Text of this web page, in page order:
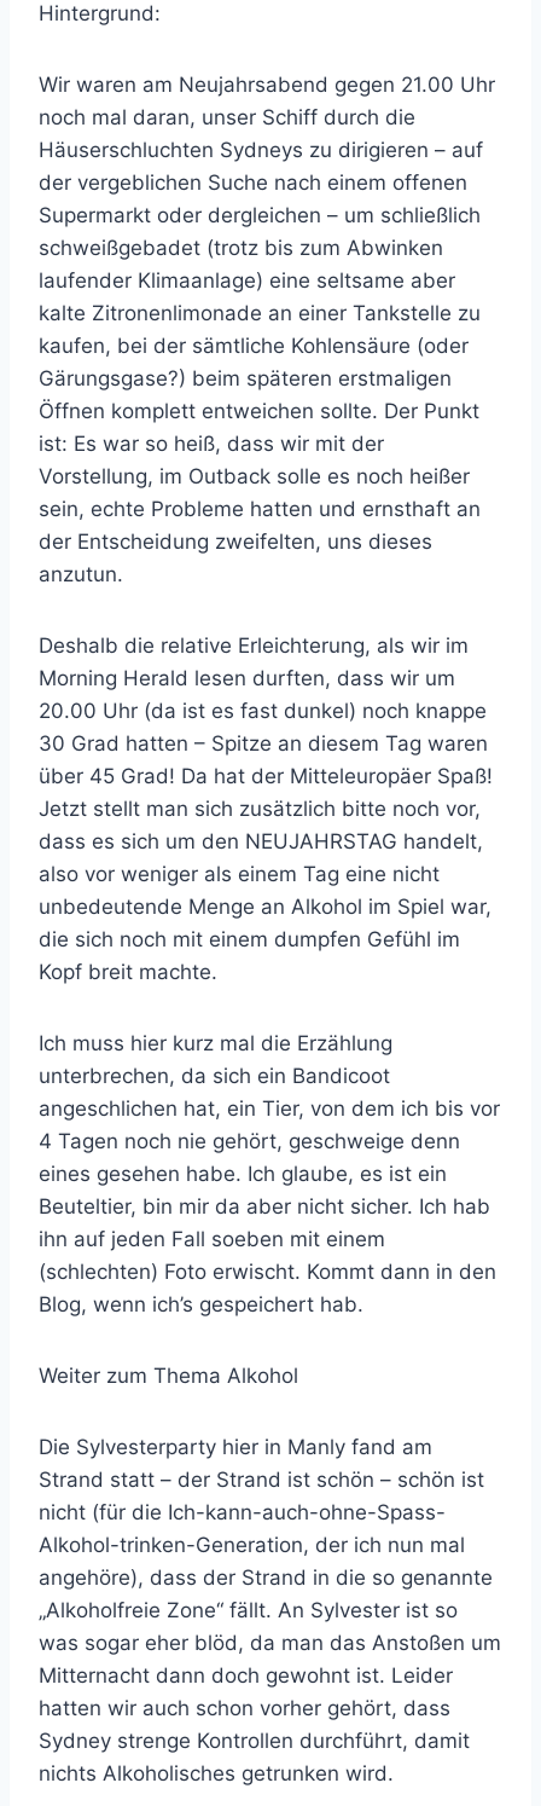
Hintergrund:
Wir waren am Neujahrsabend gegen 21.00 Uhr
noch mal daran, unser Schiff durch die
Häuserschluchten Sydneys zu dirigieren – auf
der vergeblichen Suche nach einem offenen
Supermarkt oder dergleichen – um schließlich
schweißgebadet (trotz bis zum Abwinken
laufender Klimaanlage) eine seltsame aber
kalte Zitronenlimonade an einer Tankstelle zu
kaufen, bei der sämtliche Kohlensäure (oder
Gärungsgase?) beim späteren erstmaligen
Öffnen komplett entweichen sollte. Der Punkt
ist: Es war so heiß, dass wir mit der
Vorstellung, im Outback solle es noch heißer
sein, echte Probleme hatten und ernsthaft an
der Entscheidung zweifelten, uns dieses
anzutun.
Deshalb die relative Erleichterung, als wir im
Morning Herald lesen durften, dass wir um
20.00 Uhr (da ist es fast dunkel) noch knappe
30 Grad hatten – Spitze an diesem Tag waren
über 45 Grad! Da hat der Mitteleuropäer Spaß!
Jetzt stellt man sich zusätzlich bitte noch vor,
dass es sich um den NEUJAHRSTAG handelt,
also vor weniger als einem Tag eine nicht
unbedeutende Menge an Alkohol im Spiel war,
die sich noch mit einem dumpfen Gefühl im
Kopf breit machte.
Ich muss hier kurz mal die Erzählung
unterbrechen, da sich ein Bandicoot
angeschlichen hat, ein Tier, von dem ich bis vor
4 Tagen noch nie gehört, geschweige denn
eines gesehen habe. Ich glaube, es ist ein
Beuteltier, bin mir da aber nicht sicher. Ich hab
ihn auf jeden Fall soeben mit einem
(schlechten) Foto erwischt. Kommt dann in den
Blog, wenn ich’s gespeichert hab.
Weiter zum Thema Alkohol
Die Sylvesterparty hier in Manly fand am
Strand statt – der Strand ist schön – schön ist
nicht (für die Ich-kann-auch-ohne-Spass-
Alkohol-trinken-Generation, der ich nun mal
angehöre), dass der Strand in die so genannte
„Alkoholfreie Zone“ fällt. An Sylvester ist so
was sogar eher blöd, da man das Anstoßen um
Mitternacht dann doch gewohnt ist. Leider
hatten wir auch schon vorher gehört, dass
Sydney strenge Kontrollen durchführt, damit
nichts Alkoholisches getrunken wird.